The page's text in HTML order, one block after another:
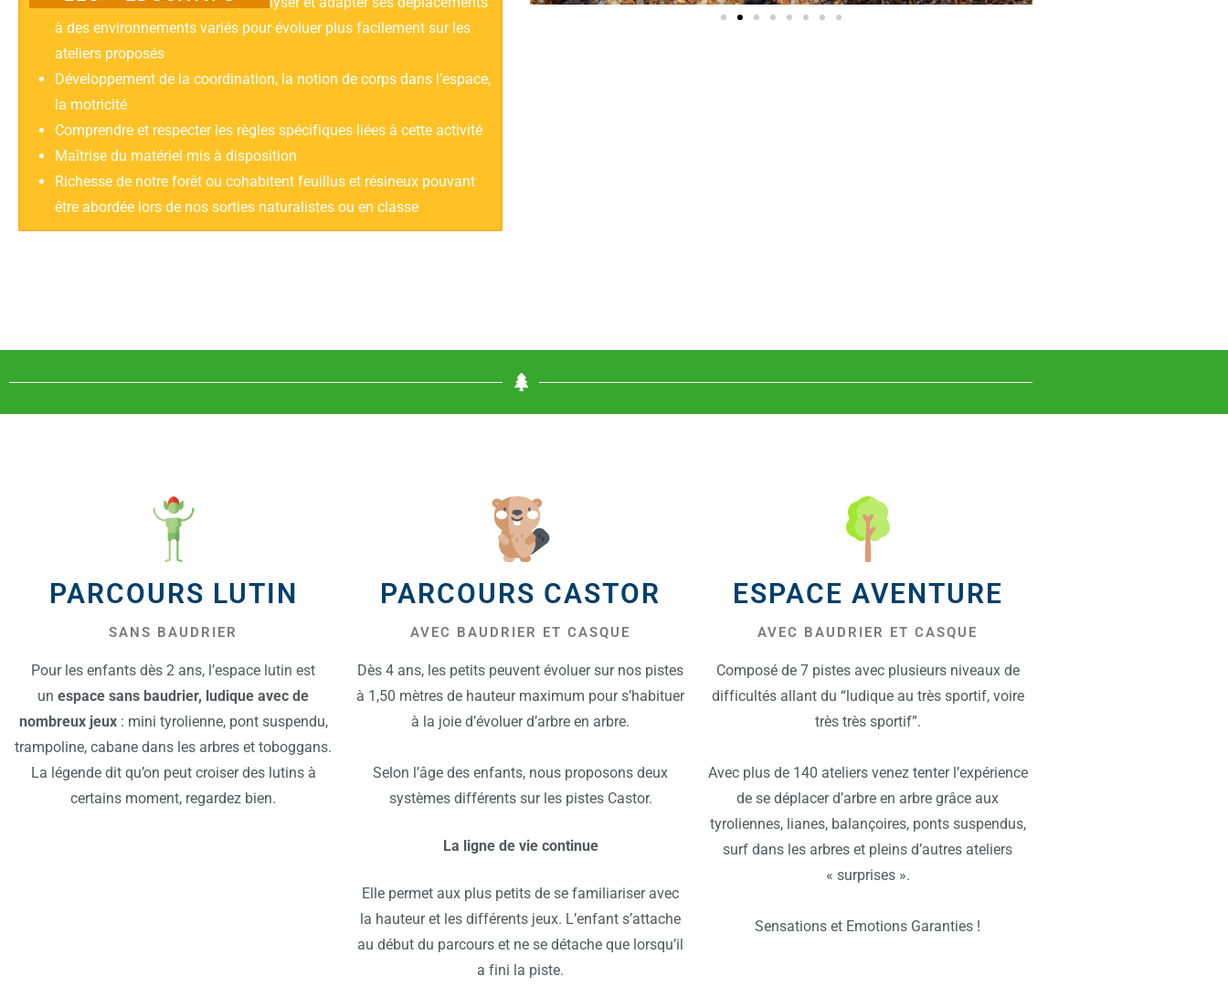
à des environnements variés pour évoluer plus facilement sur les
ateliers proposés
Développement de la coordination, la notion de corps dans l’espace,
la motricité
Comprendre et respecter les règles spécifiques liées à cette activité
Maîtrise du matériel mis à disposition
Richesse de notre forêt ou cohabitent feuillus et résineux pouvant
être abordée lors de nos sorties naturalistes ou en classe
PARCOURS LUTIN
SANS BAUDRIER
Pour les enfants dès 2 ans, l’espace lutin est
unespace sans baudrier, ludique avec de
nombreux jeux: mini tyrolienne, pont suspendu,
trampoline, cabane dans les arbres et toboggans.
La légende dit qu’on peut croiser des lutins à
certains moment, regardez bien.
PARCOURS CASTOR
AVEC BAUDRIER ET CASQUE
Dès 4 ans, les petits peuvent évoluer sur nos pistes
à 1,50 mètres de hauteur maximum pour s’habituer
à la joie d’évoluer d’arbre en arbre.
Selon l’âge des enfants, nous proposons deux
systèmes différents sur les pistes Castor.
La ligne de vie continue
Elle permet aux plus petits de se familiariser avec
la hauteur et les différents jeux. L’enfant s’attache
au début du parcours et ne se détache que lorsqu’il
a fini la piste.
ESPACE AVENTURE
AVEC BAUDRIER ET CASQUE
Composé de 7 pistes avec plusieurs niveaux de
difficultés allant du “ludique au très sportif, voire
très très sportif”.
Avec plus de 140 ateliers venez tenter l’expérience
de se déplacer d’arbre en arbre grâce aux
tyroliennes, lianes, balançoires, ponts suspendus,
surf dans les arbres et pleins d’autres ateliers
« surprises ».
Sensations et Emotions Garanties !